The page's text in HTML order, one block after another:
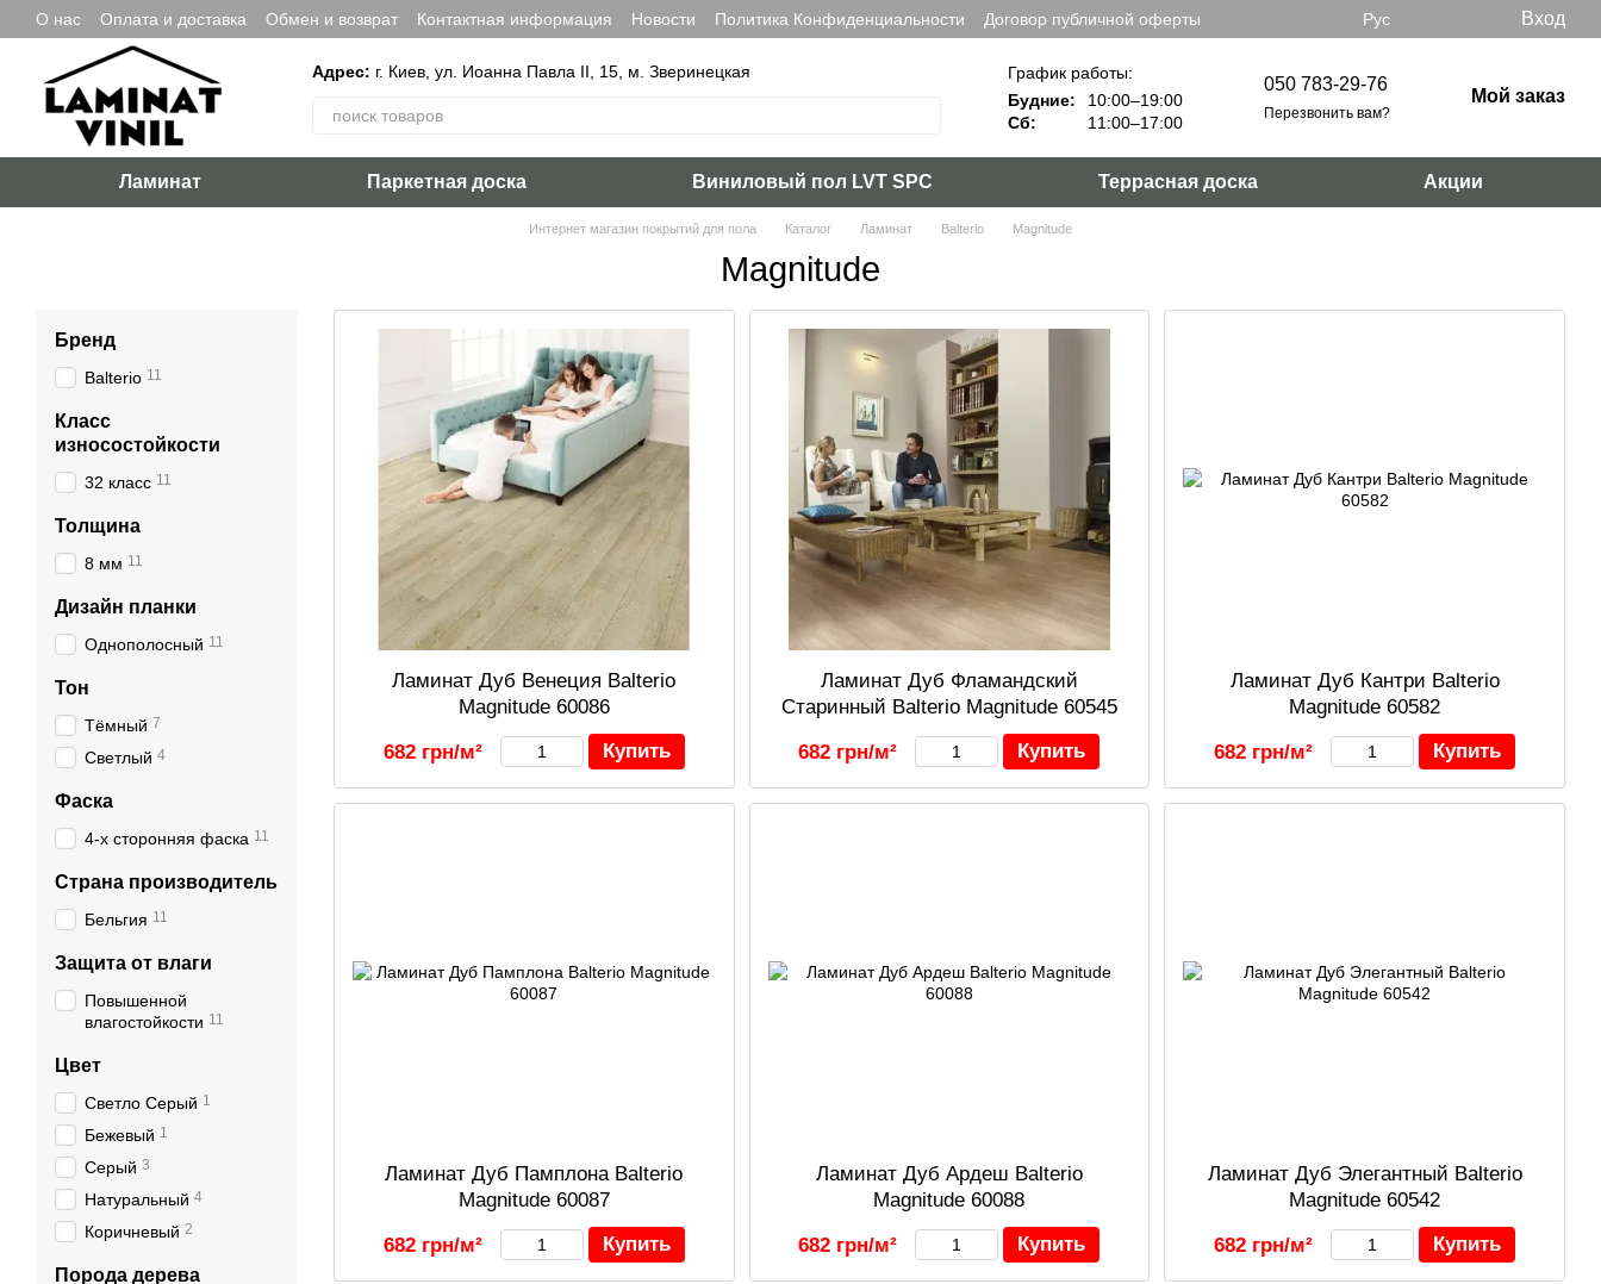
Перейти к основному контенту
О нас Оплата и доставка Обмен и возврат Контактная информация Новости Политика Конфиденциальности Договор публичной оферты Рус Вход
Адрес: г. Киев, ул. Иоанна Павла ІІ, 15, м. Зверинецкая
График работы:
Будние:
10:00–19:00
Сб:
11:00–17:00
050 783-29-76
Перезвонить вам?
Мой заказ
Ламинат Паркетная доска Виниловый пол LVT SPC Террасная доска Акции
Интернет магазин покрытий для пола Каталог Ламинат Balterio Magnitude
Magnitude
Ламинат Дуб Венеция Balterio
Magnitude 60086
682 грн/м² Купить
Ламинат Дуб Фламандский
Старинный Balterio Magnitude 60545
682 грн/м² Купить
Ламинат Дуб Кантри Balterio
Magnitude 60582
682 грн/м² Купить
Ламинат Дуб Памплона Balterio
Magnitude 60087
682 грн/м² Купить
Ламинат Дуб Ардеш Balterio
Magnitude 60088
682 грн/м² Купить
Ламинат Дуб Элегантный Balterio
Magnitude 60542
682 грн/м² Купить
Бренд
Balterio 11
Класс
износостойкости
32 класс 11
Толщина
8 мм 11
Дизайн планки
Однополосный 11
Тон
Тёмный 7
Светлый 4
Фаска
4-х сторонняя фаска 11
Страна производитель
Бельгия 11
Защита от влаги
Повышенной
влагостойкости 11
Цвет
Светло Серый 1
Бежевый 1
Серый 3
Натуральный 4
Коричневый 2
Порода дерева